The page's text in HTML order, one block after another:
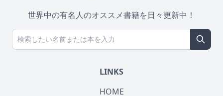
世界中の有名人のオススメ書籍を日々更新中！
LINKS
HOME